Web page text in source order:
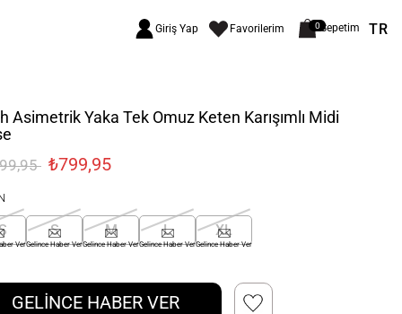
Giriş Yap Favorilerim 0Sepetim TR
Asimetrik Yaka Tek Omuz Keten Karışımlı Midi
₺799,95
Ver
S
Gelince Haber Ver
M
Gelince Haber Ver
L
Gelince Haber Ver
XL
Gelince Haber Ver
GELİNCE HABER VER